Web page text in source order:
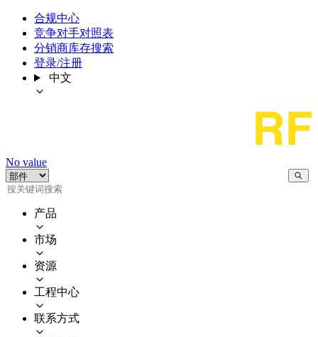
合规中心
竞争对手对照表
分销商库存搜索
登录/注册
中文
No value
产品
市场
资源
工程中心
联系方式